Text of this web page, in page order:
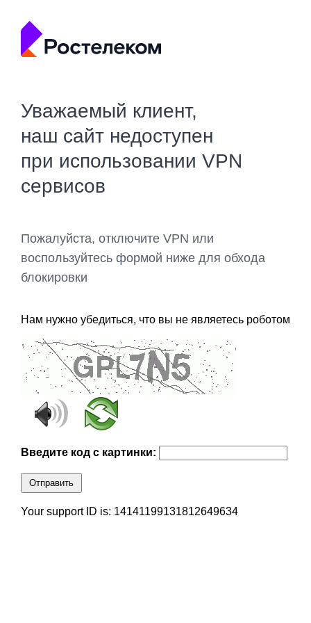
Уважаемый клиент,
наш сайт недоступен
при использовании VPN
сервисов
Пожалуйста, отключите VPN или
воспользуйтесь формой ниже для обхода
блокировки
Нам нужно убедиться, что вы не являетесь роботом
Введите код с картинки:
Отправить
Your support ID is: 14141199131812649634